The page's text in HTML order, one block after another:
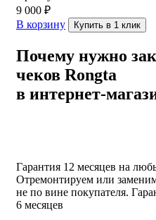
9 000 ₽
В корзину
Купить в 1 клик
Почему нужно
чеков Rongta
в интернет-
Гарантия 12 месяцев на
Отремонтируем или
не по вине покупателя.
6 месяцев